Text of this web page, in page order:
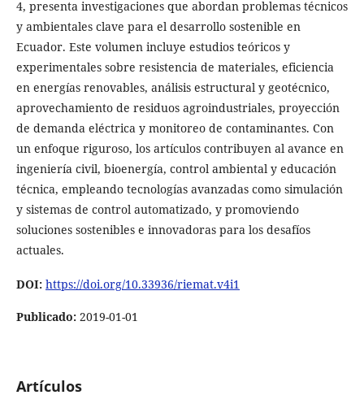
4, presenta investigaciones que abordan problemas técnicos
y ambientales clave para el desarrollo sostenible en
Ecuador. Este volumen incluye estudios teóricos y
experimentales sobre resistencia de materiales, eficiencia
en energías renovables, análisis estructural y geotécnico,
aprovechamiento de residuos agroindustriales, proyección
de demanda eléctrica y monitoreo de contaminantes. Con
un enfoque riguroso, los artículos contribuyen al avance en
ingeniería civil, bioenergía, control ambiental y educación
técnica, empleando tecnologías avanzadas como simulación
y sistemas de control automatizado, y promoviendo
soluciones sostenibles e innovadoras para los desafíos
actuales.
DOI: https://doi.org/10.33936/riemat.v4i1
Publicado: 2019-01-01
Artículos